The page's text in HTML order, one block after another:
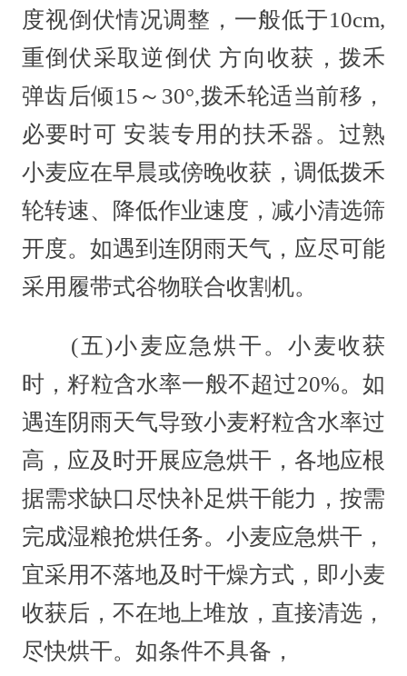
度视倒伏情况调整，一般低于10cm,
重倒伏采取逆倒伏 方向收获，拨禾
弹齿后倾15～30°,拨禾轮适当前移，
必要时可 安装专用的扶禾器。过熟
小麦应在早晨或傍晚收获，调低拨禾
轮转速、降低作业速度，减小清选筛
开度。如遇到连阴雨天气，应尽可能
采用履带式谷物联合收割机。
(五)小麦应急烘干。小麦收获
时，籽粒含水率一般不超过20%。如
遇连阴雨天气导致小麦籽粒含水率过
高，应及时开展应急烘干，各地应根
据需求缺口尽快补足烘干能力，按需
完成湿粮抢烘任务。小麦应急烘干，
宜采用不落地及时干燥方式，即小麦
收获后，不在地上堆放，直接清选，
尽快烘干。如条件不具备，